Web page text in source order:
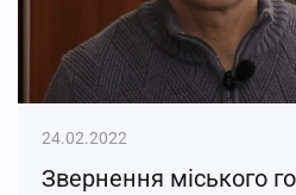
24.02.2022
Звернення міського